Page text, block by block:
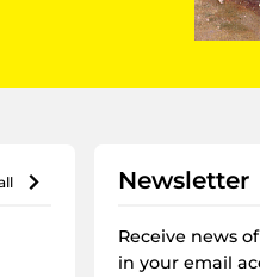
Newsletter
Receive news
in your email